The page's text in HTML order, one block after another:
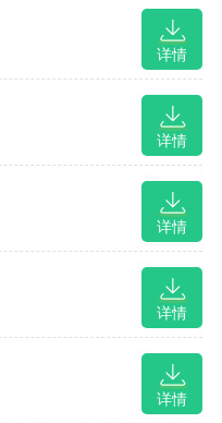
详情
详情
详情
详情
详情